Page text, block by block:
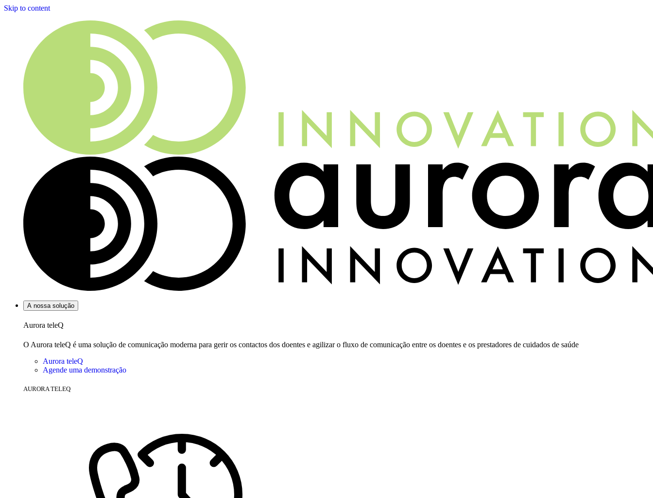
Skip to content
A nossa solução
Aurora teleQ
O Aurora teleQ é uma solução de comunicação moderna para gerir os contactos dos doentes e agilizar o fluxo de comunicação entre os doentes e os prestadores de cuidados de saúde
Aurora teleQ
Agende uma demonstração
AURORA TELEQ